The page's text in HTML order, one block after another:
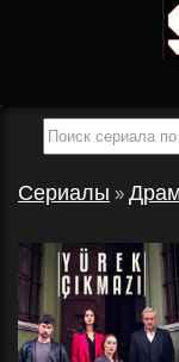
Сериалы »